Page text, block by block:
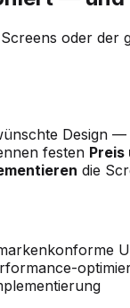
Screens oder
Design
festen Preis
die